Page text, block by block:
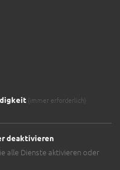
IM INTERVIEW
(immer erforderlich)
deaktivieren
alle Dienste aktivieren oder